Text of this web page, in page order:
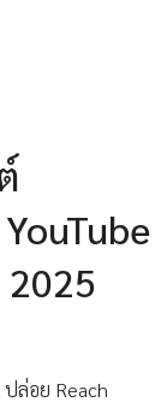
ปล่อย Reach